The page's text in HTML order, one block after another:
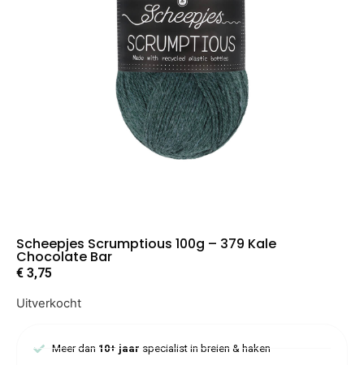
Scheepjes Scrumptious 100g – 379 Kale
Chocolate Bar
€ 3,75
Uitverkocht
Meer dan 10+ jaar specialist in breien & haken